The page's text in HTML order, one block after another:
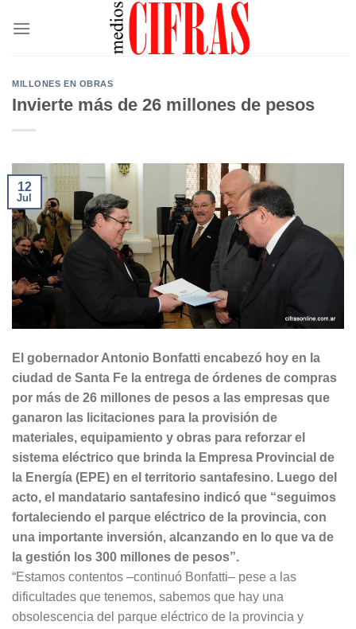
MILLONES EN OBRAS
Invierte más de 26 millones de pesos
12
Jul
El gobernador Antonio Bonfatti encabezó hoy en la
ciudad de Santa Fe la entrega de órdenes de compras
por más de 26 millones de pesos a las empresas que
ganaron las licitaciones para la provisión de
materiales, equipamiento y obras para reforzar el
sistema eléctrico que brinda la Empresa Provincial de
la Energía (EPE) en el territorio santafesino. Luego del
acto, el mandatario santafesino indicó que “seguimos
fortaleciendo el parque eléctrico de la provincia, con
una importante inversión, alcanzando en lo que va de
la gestión los 300 millones de pesos”.
“Estamos contentos –continuó Bonfatti– pese a las
dificultades que tenemos, sabemos que hay una
obsolescencia del parque eléctrico de la provincia y